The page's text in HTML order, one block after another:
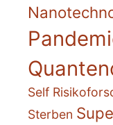
Self
Sterben